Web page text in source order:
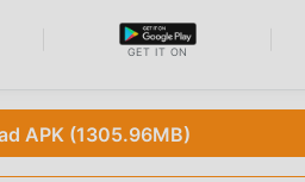
GET IT ON
APK (1305.96MB)